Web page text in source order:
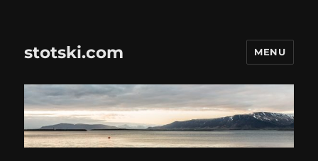
stotski.com MENU